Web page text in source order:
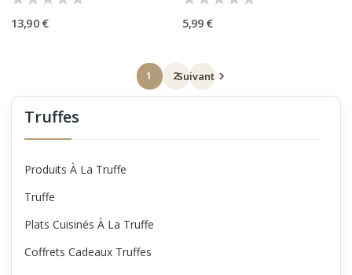
Truffes
Produits À La Truffe
Truffe
Plats Cuisinés À La Truffe
Coffrets Cadeaux Truffes
13,90 € 5,99 €
1 2Suivant